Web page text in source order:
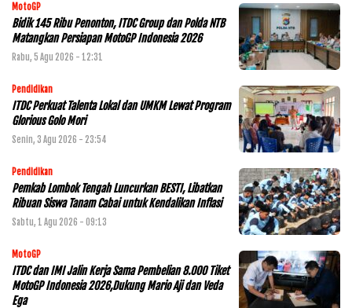
MotoGP
Bidik 145 Ribu Penonton, ITDC Group dan Polda NTB
Matangkan Persiapan MotoGP Indonesia 2026
Rabu, 5 Agu 2026 - 12:31
Pendidikan
ITDC Perkuat Talenta Lokal dan UMKM Lewat Program
Glorious Golo Mori
Senin, 3 Agu 2026 - 23:54
Pendidikan
Pemkab Lombok Tengah Luncurkan BESTI, Libatkan
Ribuan Siswa Tanam Cabai untuk Kendalikan Inflasi
Sabtu, 1 Agu 2026 - 09:13
MotoGP
ITDC dan IMI Jalin Kerja Sama Pembelian 8.000 Tiket
MotoGP Indonesia 2026,Dukung Mario Aji dan Veda
Ega